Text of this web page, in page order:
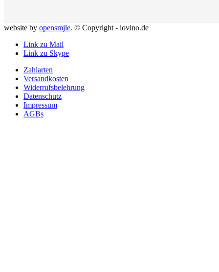
website by opensmjle. © Copyright - iovino.de
Link zu Mail
Link zu Skype
Zahlarten
Versandkosten
Widerrufsbelehrung
Datenschutz
Impressum
AGBs